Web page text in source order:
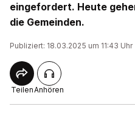
eingefordert. Heute
die Gemeinden.
Publiziert: 18.03.2025 um 11:43 Uhr
TeilenAnhören